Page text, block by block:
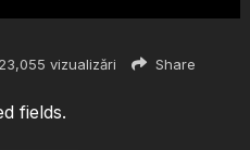
23,055 vizualizări Share
fields.